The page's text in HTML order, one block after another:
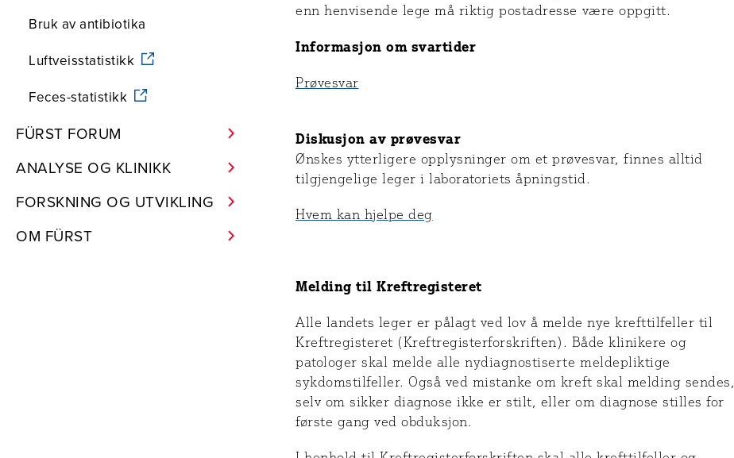
Bruk av antibiotika
Luftveisstatistikk
Feces-statistikk
FÜRST FORUM
ANALYSE OG KLINIKK
FORSKNING OG UTVIKLING
OM FÜRST
enn henvisende lege må riktig postadresse være oppgitt.
Informasjon om svartider
Prøvesvar
Diskusjon av prøvesvar
Ønskes ytterligere opplysninger om et prøvesvar, finnes alltid
tilgjengelige leger i laboratoriets åpningstid.
Hvem kan hjelpe deg
Melding til Kreftregisteret
Alle landets leger er pålagt ved lov å melde nye krefttilfeller til
Kreftregisteret (Kreftregisterforskriften). Både klinikere og
patologer skal melde alle nydiagnostiserte meldepliktige
sykdomstilfeller. Også ved mistanke om kreft skal melding sendes,
selv om sikker diagnose ikke er stilt, eller om diagnose stilles for
første gang ved obduksjon.